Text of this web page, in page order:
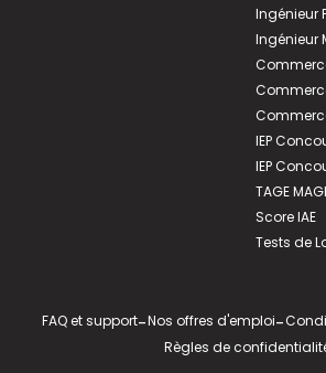
Ingénieur
Ingénieur
IEP
IEP
TAGE
Score IAE
Tests de
FAQ et support-Nos offres d'emploi-
Règles de